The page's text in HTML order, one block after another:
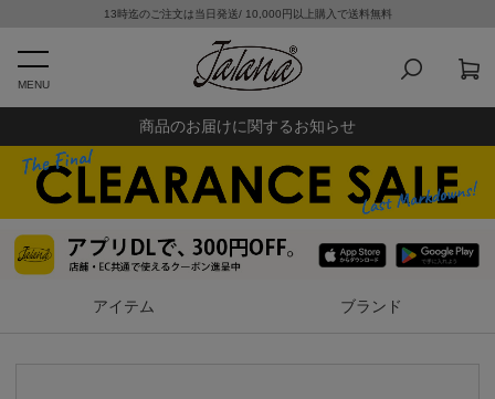
13時迄のご注文は当日発送/ 10,000円以上購入で送料無料
MENU
商品のお届けに関するお知らせ
アイテム ブランド